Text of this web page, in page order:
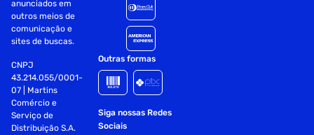
anunciados em
outros meios de
comunicação e
sites de buscas.
CNPJ
43.214.055/0001-
07 | Martins
Comércio e
Serviço de
Distribuição S.A.
Outras formas
Siga nossas Redes
Sociais